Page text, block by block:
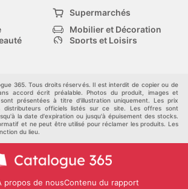
Supermarchés
Mobilier et Décoration
Sports et Loisirs
et
365. Tous droits réservés. Il est interdit de copier ou de
accord écrit préalable. Photos du produit, images et
présentées à titre d'illustration uniquement. Les prix
distributeurs officiels listés sur ce site. Les offres sont
la date d'expiration ou jusqu'à épuisement des stocks.
et ne peut être utilisé pour réclamer les produits. Les
du lieu.
propos de nousContenu du rapport